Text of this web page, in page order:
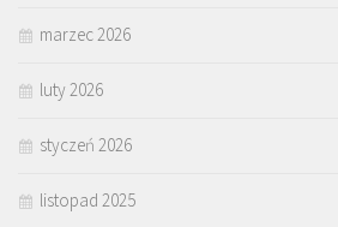
marzec 2026
luty 2026
styczeń 2026
listopad 2025